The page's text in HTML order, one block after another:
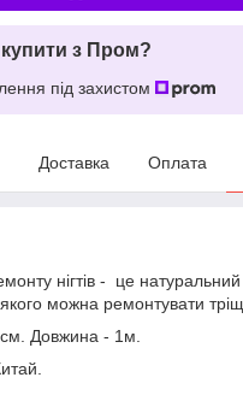
з Пром?
під захистом
Доставка Оплата
нігтів - це
можна ремонтувати
Довжина - 1м.